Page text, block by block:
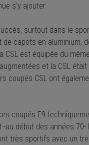
s'y ajouter.
surtout dans le
capots en aluminium,
est équipée du
et la CSL
CSL ont
coupés E9
début des années
très sportifs avec un